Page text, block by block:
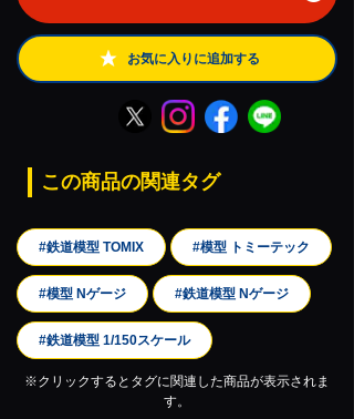
お気に入りに追加する
この商品の関連タグ
#鉄道模型 TOMIX #模型 トミーテック
#模型 Nゲージ #鉄道模型 Nゲージ
#鉄道模型 1/150スケール
※クリックするとタグに関連した商品が表示されま
す。